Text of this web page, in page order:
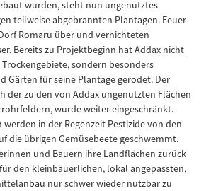
wurden, steht nun ungenutztes
teilweise abgebrannten Plantagen. Feuer
Romaru über und vernichteten
Bereits zu Projektbeginn hat Addax nicht
sondern besonders
Gärten für seine Plantage gerodet. Der
der zu den von Addax ungenutzten Flächen
wurde weiter eingeschränkt.
in der Regenzeit Pestizide von den
die übrigen Gemüsebeete geschwemmt.
und Bauern ihre Landflächen zurück
den kleinbäuerlichen, lokal angepassten,
nur schwer wieder nutzbar zu